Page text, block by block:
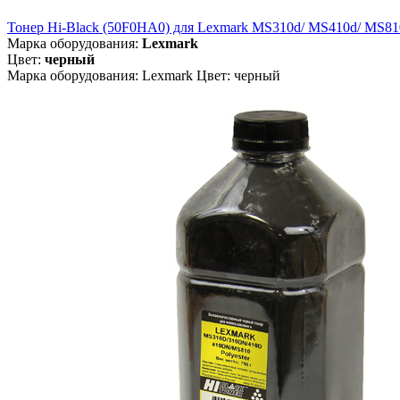
Тонер Hi-Black (50F0HA0) для Lexmark MS310d/ MS410d/
Марка оборудования: Lexmark
Цвет: черный
Марка оборудования: Lexmark Цвет: черный